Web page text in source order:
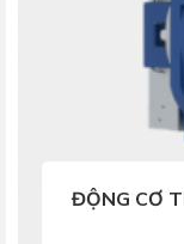
ĐỘNG CƠ